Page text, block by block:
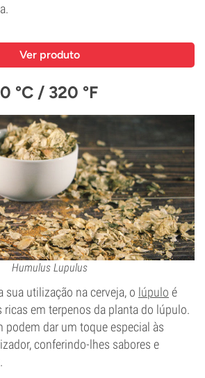
Ver produto
°C / 320 °F
Humulus Lupulus
sua utilização na cerveja, o lúpulo é
em terpenos da planta do lúpulo.
podem dar um toque especial às
conferindo-lhes sabores e